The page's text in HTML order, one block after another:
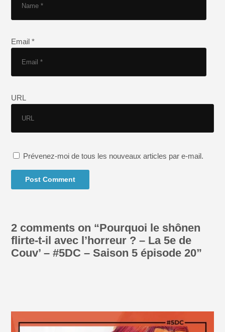
Email *
URL
Prévenez-moi de tous les nouveaux articles par e-mail.
2 comments on “Pourquoi le shônen
flirte-t-il avec l’horreur ? – La 5e de
Couv’ – #5DC – Saison 5 épisode 20”